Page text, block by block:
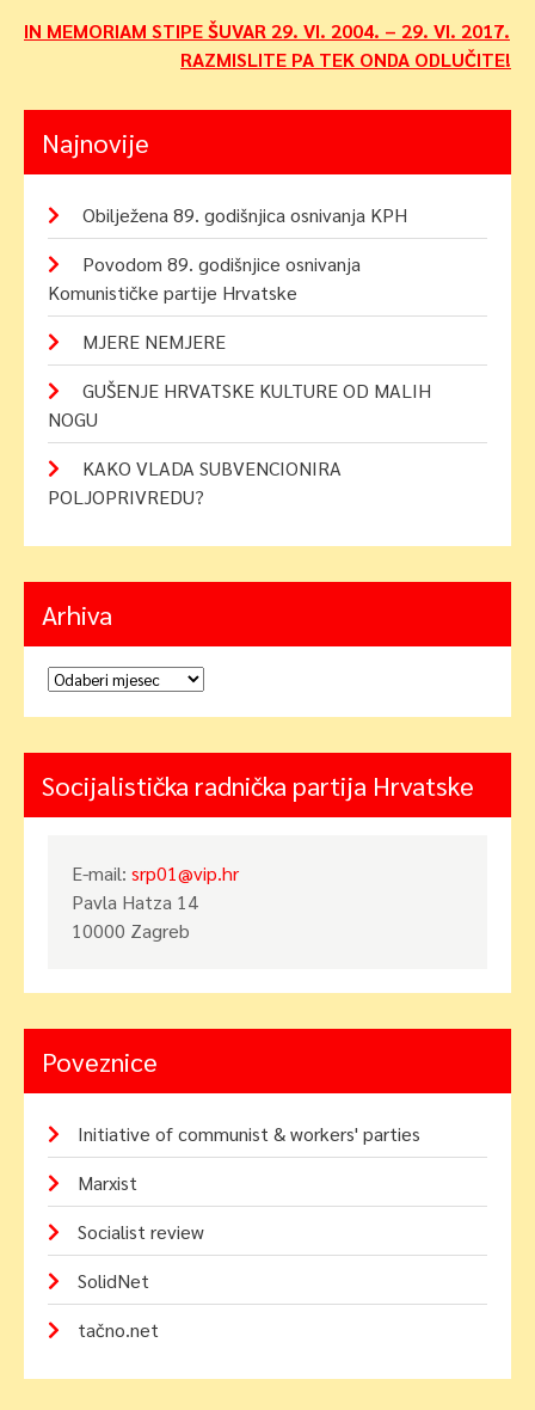
Navigacija
IN MEMORIAM STIPE ŠUVAR 29. VI. 2004. – 29. VI. 2017.
RAZMISLITE PA TEK ONDA ODLUČITE!
Najnovije
Obilježena 89. godišnjica osnivanja KPH
Povodom 89. godišnjice osnivanja
Komunističke partije Hrvatske
MJERE NEMJERE
GUŠENJE HRVATSKE KULTURE OD MALIH
NOGU
KAKO VLADA SUBVENCIONIRA
POLJOPRIVREDU?
Arhiva
Arhiva
Socijalistička radnička partija Hrvatske
E-mail: srp01@vip.hr
Pavla Hatza 14
10000 Zagreb
Poveznice
Initiative of communist & workers' parties
Marxist
Socialist review
SolidNet
tačno.net